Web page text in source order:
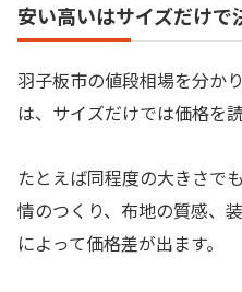
安い高いはサイズだけで
羽子板市の値段相場を分か
は、サイズだけでは価格を
たとえば同程度の大きさで
情のつくり、布地の質感、
によって価格差が出ます。